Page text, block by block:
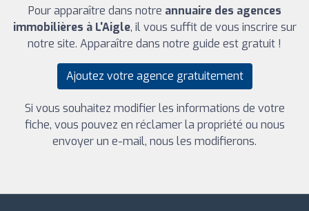
Pour apparaître dans notre annuaire des agences
immobilières à L'Aigle, il vous suffit de vous inscrire sur
notre site. Apparaître dans notre guide est gratuit !
Ajoutez votre agence gratuitement
Si vous souhaitez modifier les informations de votre
fiche, vous pouvez en réclamer la propriété ou nous
envoyer un e-mail, nous les modifierons.